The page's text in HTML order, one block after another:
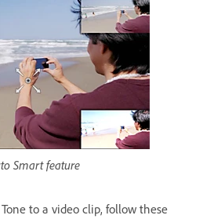
Smart feature
to a video clip, follow these